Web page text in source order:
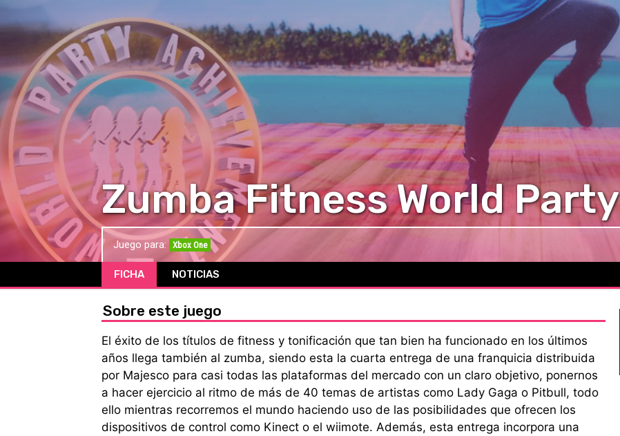
Zumba Fitness World Party
Juego para: Xbox One
FICHA NOTICIAS
Sobre este juego
El éxito de los títulos de fitness y tonificación que tan bien ha funcionado en los últimos
años llega también al zumba, siendo esta la cuarta entrega de una franquicia distribuida
por Majesco para casi todas las plataformas del mercado con un claro objetivo, ponernos
a hacer ejercicio al ritmo de más de 40 temas de artistas como Lady Gaga o Pitbull, todo
ello mientras recorremos el mundo haciendo uso de las posibilidades que ofrecen los
dispositivos de control como Kinect o el wiimote. Además, esta entrega incorpora una